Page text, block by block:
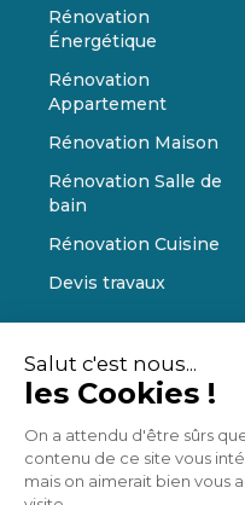
Salut c'est nous...
les Cookies !
On a attendu d'être sûrs
contenu de ce site vous
mais on aimerait bien vous
Rénovation
Énergétique
Rénovation
Appartement
Rénovation Maison
Rénovation Salle de
bain
Rénovation Cuisine
Devis travaux